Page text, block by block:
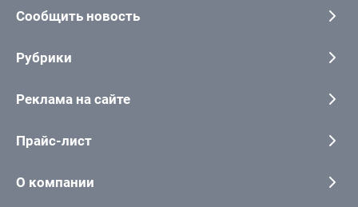
Сообщить новость
Рубрики
Реклама на сайте
Прайс-лист
О компании